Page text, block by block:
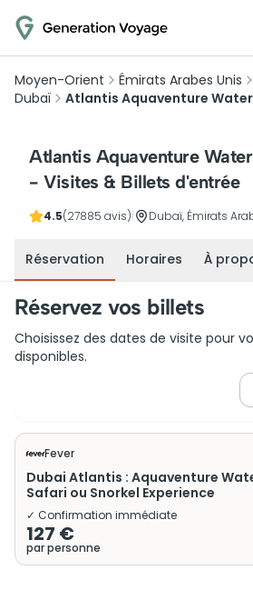
Moyen-Orient Émirats Arabes Unis
Dubaï
Atlantis Aquaventure
Atlantis Aquaventure
- Visites & Billets d'entrée
4.5(27885 avis) Dubaï, Émirats
Réservation Horaires À
Réservez vos billets
Choisissez des dates de visite pour
disponibles.
Fever
Dubai Atlantis : Aquaventure
Safari ou Snorkel Experience
✓ Confirmation immédiate
127 €
par personne